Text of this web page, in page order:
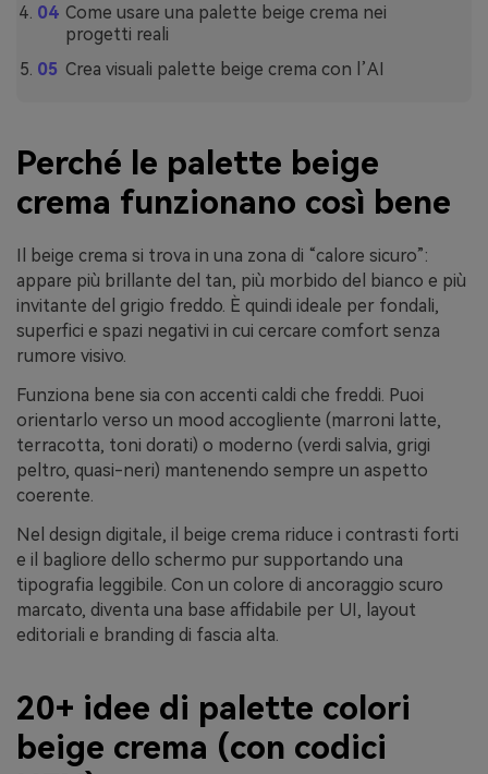
Come usare una palette beige crema nei
progetti reali
Crea visuali palette beige crema con l’AI
Perché le palette beige
crema funzionano così bene
Il beige crema si trova in una zona di “calore sicuro”:
appare più brillante del tan, più morbido del bianco e più
invitante del grigio freddo. È quindi ideale per fondali,
superfici e spazi negativi in cui cercare comfort senza
rumore visivo.
Funziona bene sia con accenti caldi che freddi. Puoi
orientarlo verso un mood accogliente (marroni latte,
terracotta, toni dorati) o moderno (verdi salvia, grigi
peltro, quasi-neri) mantenendo sempre un aspetto
coerente.
Nel design digitale, il beige crema riduce i contrasti forti
e il bagliore dello schermo pur supportando una
tipografia leggibile. Con un colore di ancoraggio scuro
marcato, diventa una base affidabile per UI, layout
editoriali e branding di fascia alta.
20+ idee di palette colori
beige crema (con codici